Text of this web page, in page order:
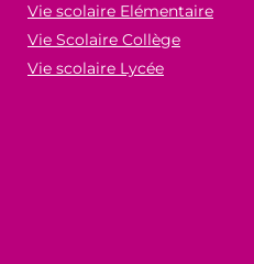
Vie scolaire Elémentaire
Vie Scolaire Collège
Vie scolaire Lycée